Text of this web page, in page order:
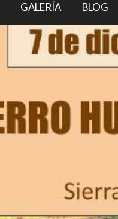
GALERÍA BLOG